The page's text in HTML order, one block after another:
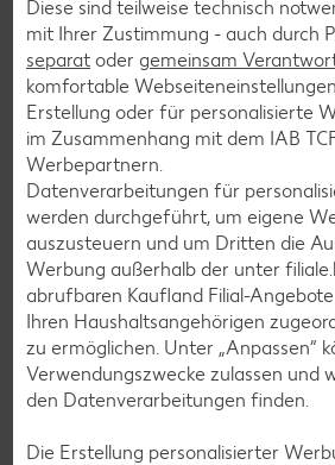
Weitere interessante
Rezeptkategorien
Burger-Rezepte
Pizza-Rezepte
Pasta-Rezepte
Sushi-Rezepte
Raclette-Rezepte
Flammkuchen-Rezepte
Diese sind teilweise technisch
mit Ihrer Zustimmung - auch durch
separat oder gemeinsam
komfortable
Erstellung oder für personalisierte
im Zusammenhang mit dem IAB
Werbepartnern.
Datenverarbeitungen für
werden durchgeführt, um eigene
auszusteuern und um Dritten die
Werbung außerhalb der unter
abrufbaren Kaufland Filial-
Ihren Haushaltsangehörigen
zu ermöglichen. Unter „Anpassen“
Verwendungszwecke zulassen und
den Datenverarbeitungen finden.
Die Erstellung personalisierter